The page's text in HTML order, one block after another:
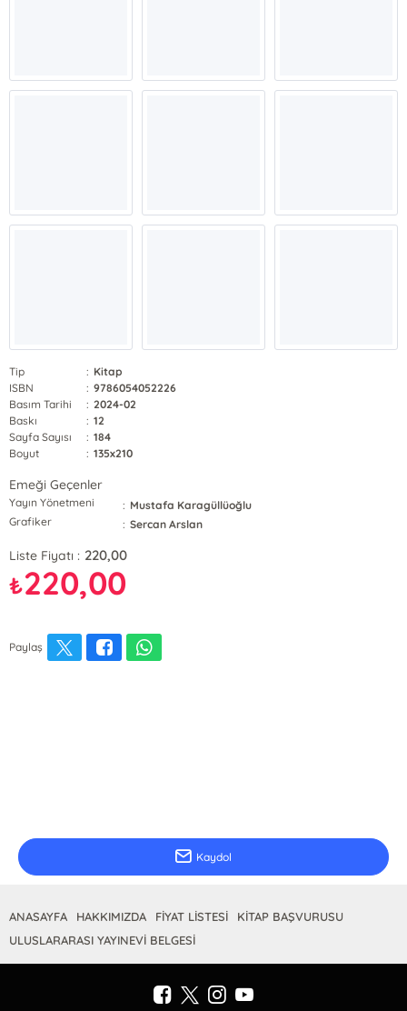
Tip : Kitap
ISBN
: 9786054052226
Basım Tarihi
: 2024-02
Baskı
: 12
Sayfa Sayısı
: 184
Boyut
: 135x210
Emeği Geçenler
Yayın Yönetmeni : Mustafa Karagüllüoğlu
Grafiker
: Sercan Arslan
Liste Fiyatı : 220,00
₺220,00
Paylaş
Kaydol
ANASAYFA HAKKIMIZDA FİYAT LİSTESİ
KİTAP BAŞVURUSU
ULUSLARARASI YAYINEVİ BELGESİ